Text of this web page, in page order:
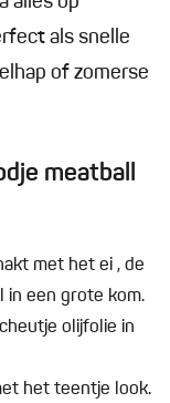
als snelle
of zomerse
meatball
met het ei , de
in een grote kom.
olijfolie in
het teentje look.